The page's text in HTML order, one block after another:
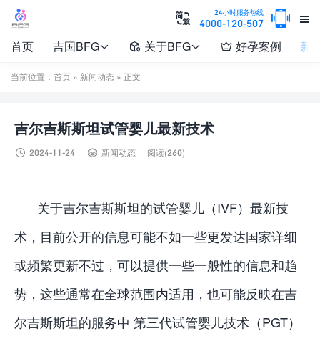

24小时服务热线
4000-120-507 

首页 吉国BFG  关于BFG  好孕案例 新
当前位置： 首页 » 新闻动态 » 正文
吉尔吉斯斯坦试管婴儿最新技术
 2024-11-24  新闻动态 阅读(260)
关于吉尔吉斯斯坦的试管婴儿（IVF）最新技
术，目前公开的信息可能不如一些更发达国家详细
或频繁更新不过，可以提供一些一般性的信息和趋
势，这些通常在全球范围内适用，也可能反映在吉
尔吉斯斯坦的服务中 第三代试管婴儿技术（PGT）